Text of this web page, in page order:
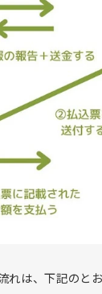
は、下記のとお